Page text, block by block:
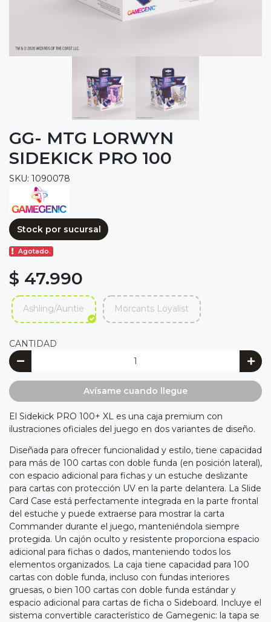
GG- MTG LORWYN
SIDEKICK PRO 100
SKU: 1090078
Stock por sucursal
Agotado.
$ 47.990
Ashling/Auntie Morcants Loyalist
CANTIDAD
Avísame cuando llegue
El Sidekick PRO 100+ XL es una caja premium con
ilustraciones oficiales del juego en dos variantes de diseño.
Diseñada para ofrecer funcionalidad y estilo, tiene capacidad
para más de 100 cartas con doble funda (en posición lateral),
con espacio adicional para fichas y un estuche deslizante
para cartas con protección UV en la parte delantera. La Slide
Card Case está perfectamente integrada en la parte frontal
del estuche y puede extraerse para mostrar la carta
Commander durante el juego, manteniéndola siempre
protegida. Un cajón oculto y resistente proporciona espacio
adicional para fichas o dados, manteniendo todos los
elementos organizados. La caja tiene capacidad para 100
cartas con doble funda, incluso con fundas interiores
gruesas, o bien 100 cartas con doble funda estándar y
espacio adicional para cartas de ficha o Sideboard. Incluye el
sistema convertible característico de Gamegenic: la tapa se